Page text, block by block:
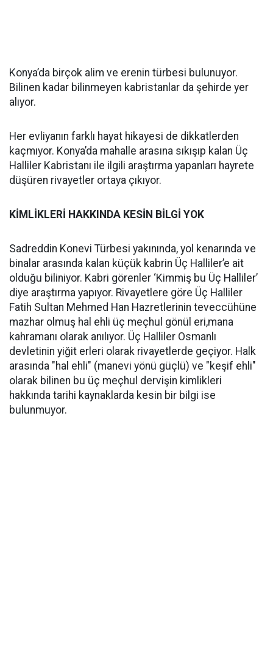
Konya’da birçok alim ve erenin türbesi bulunuyor.
Bilinen kadar bilinmeyen kabristanlar da şehirde yer
alıyor.
Her evliyanın farklı hayat hikayesi de dikkatlerden
kaçmıyor. Konya’da mahalle arasına sıkışıp kalan Üç
Halliler Kabristanı ile ilgili araştırma yapanları hayrete
düşüren rivayetler ortaya çıkıyor.
KİMLİKLERİ HAKKINDA KESİN BİLGİ YOK
Sadreddin Konevi Türbesi yakınında, yol kenarında ve
binalar arasında kalan küçük kabrin Üç Halliler’e ait
olduğu biliniyor. Kabri görenler ‘Kimmiş bu Üç Halliler’
diye araştırma yapıyor. Rivayetlere göre Üç Halliler
Fatih Sultan Mehmed Han Hazretlerinin teveccühüne
mazhar olmuş hal ehli üç meçhul gönül eri,mana
kahramanı olarak anılıyor. Üç Halliler Osmanlı
devletinin yiğit erleri olarak rivayetlerde geçiyor. Halk
arasında "hal ehli" (manevi yönü güçlü) ve "keşif ehli"
olarak bilinen bu üç meçhul dervişin kimlikleri
hakkında tarihi kaynaklarda kesin bir bilgi ise
bulunmuyor.